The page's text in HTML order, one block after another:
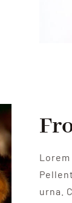
urna.